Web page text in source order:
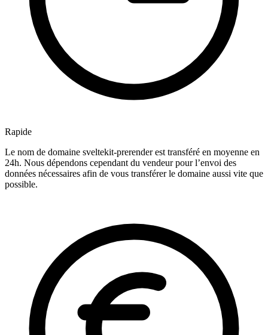
Rapide
Le nom de domaine sveltekit-prerender est transféré en moyenne en
24h. Nous dépendons cependant du vendeur pour l’envoi des
données nécessaires afin de vous transférer le domaine aussi vite que
possible.